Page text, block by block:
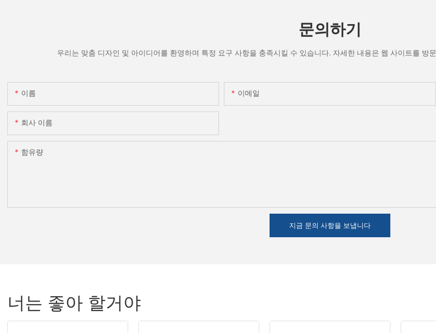
문의하기
우리는 맞춤 디자인 및 아이디어를 환영하며 특정 요구 사항을 충족시킬 수 있습니다. 자세한 내용은 웹 사이트를 방
이름 이메일
회사 이름
함유량
지금 문의 사항을 보냅니다
너는 좋아 할거야